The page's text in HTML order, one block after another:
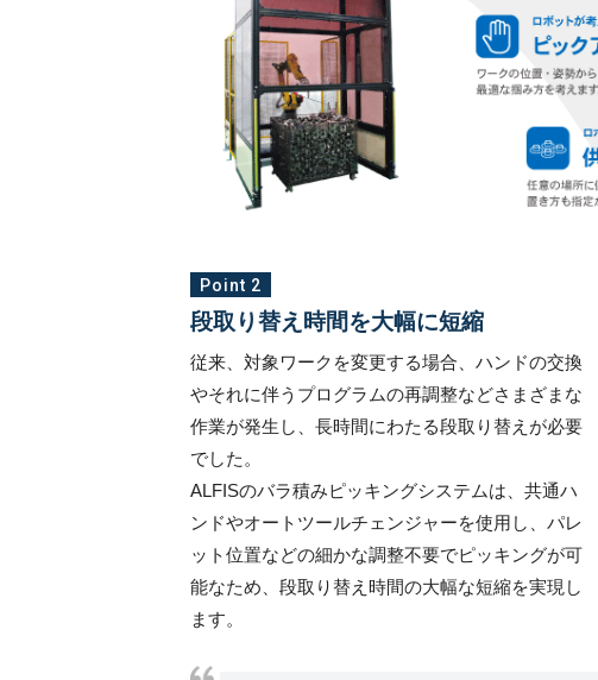
Point 2
段取り替え時間を大幅に短縮
従来、対象ワークを変更する場合、ハンドの交換
やそれに伴うプログラムの再調整などさまざまな
作業が発生し、長時間にわたる段取り替えが必要
でした。
ALFISのバラ積みピッキングシステムは、共通ハ
ンドやオートツールチェンジャーを使用し、パレ
ット位置などの細かな調整不要でピッキングが可
能なため、段取り替え時間の大幅な短縮を実現し
ます。